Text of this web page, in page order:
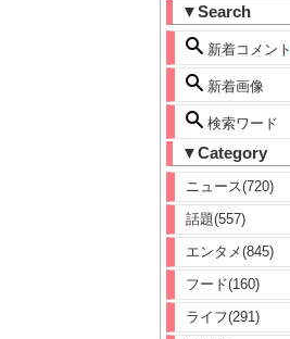
▼Search
新着コメント
新着画像
検索ワード
▼Category
ニュース(720)
話題(557)
エンタメ(845)
フード(160)
ライフ(291)